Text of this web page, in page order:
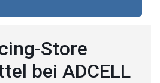
Store
bei ADCELL